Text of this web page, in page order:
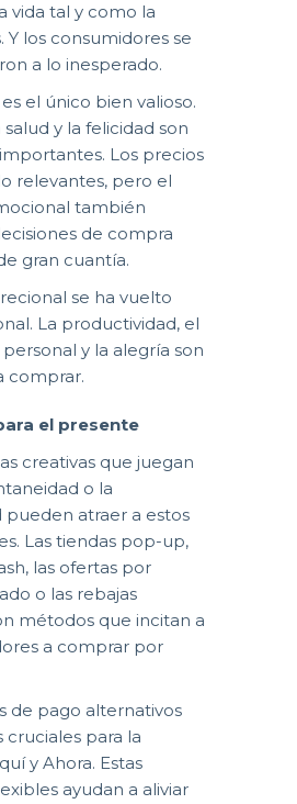
vida tal y como la
Y los consumidores se
a lo inesperado.
el único bien valioso.
y la felicidad son
Los precios
relevantes, pero el
también
de compra
gran cuantía.
se ha vuelto
La productividad, el
y la alegría son
comprar.
el presente
creativas que juegan
o la
atraer a estos
Las tiendas pop-up,
las ofertas por
o las rebajas
métodos que incitan a
a comprar por
de pago alternativos
cruciales para la
y Ahora. Estas
ayudan a aliviar